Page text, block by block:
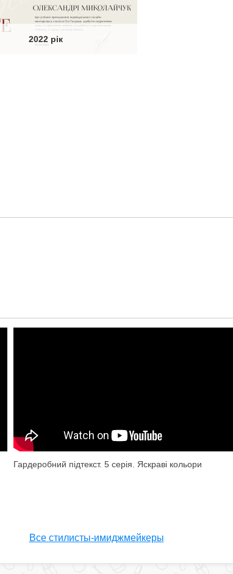
2022 рік
Гардеробний підтекст. 5 серія. Яскраві кольори
Все стилисты-имиджмейкеры